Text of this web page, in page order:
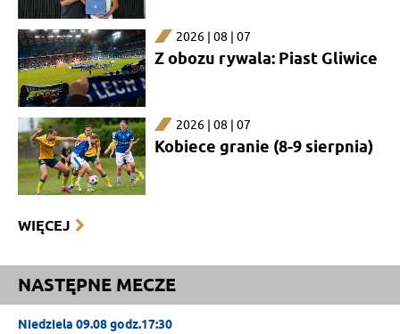
2026 | 08 | 07
Z obozu rywala: Piast Gliwice
2026 | 08 | 07
Kobiece granie (8-9 sierpnia)
WIĘCEJ
NASTĘPNE MECZE
Niedziela 09.08 godz.17:30